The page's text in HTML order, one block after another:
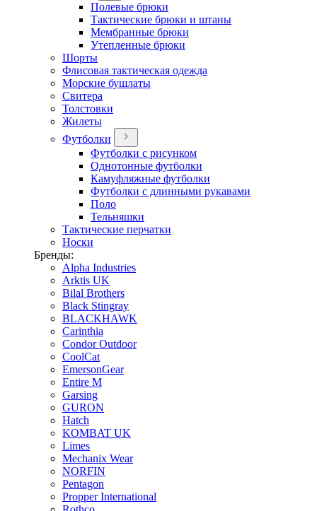
Полевые брюки
Тактические брюки и штаны
Мембранные брюки
Утепленные брюки
Шорты
Флисовая тактическая одежда
Морские бушлаты
Свитера
Толстовки
Жилеты
Футболки
Футболки с рисунком
Однотонные футболки
Камуфляжные футболки
Футболки с длинными рукавами
Поло
Тельняшки
Тактические перчатки
Носки
Бренды:
Alpha Industries
Arktis UK
Bilal Brothers
Black Stingray
BLACKHAWK
Carinthia
Condor Outdoor
CoolCat
EmersonGear
Entire M
Garsing
GURON
Hatch
KOMBAT UK
Limes
Mechanix Wear
NORFIN
Pentagon
Propper International